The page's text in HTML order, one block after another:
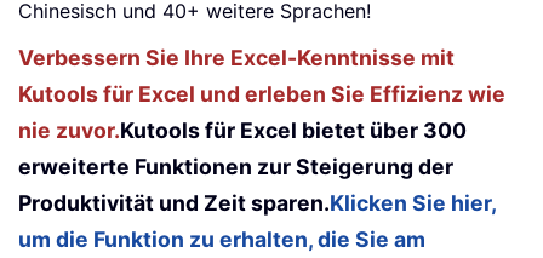
Chinesisch und 40+ weitere Sprachen!
Verbessern Sie Ihre Excel-Kenntnisse mit
Kutools für Excel und erleben Sie Effizienz wie
nie zuvor.Kutools für Excel bietet über 300
erweiterte Funktionen zur Steigerung der
Produktivität und Zeit sparen.Klicken Sie hier,
um die Funktion zu erhalten, die Sie am